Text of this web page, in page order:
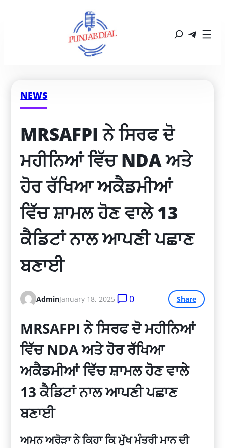
NEWS
MRSAFPI ਨੇ ਸਿਰਫ ਦੋ
ਮਹੀਨਿਆਂ ਵਿੱਚ NDA ਅਤੇ
ਹੋਰ ਰੱਖਿਆ ਅਕੈਡਮੀਆਂ
ਵਿੱਚ ਸ਼ਾਮਲ ਹੋਣ ਵਾਲੇ 13
ਕੈਡਿਟਾਂ ਨਾਲ ਆਪਣੀ ਪਛਾਣ
ਬਣਾਈ
AdminJanuary 18, 2025 0 Share
MRSAFPI ਨੇ ਸਿਰਫ ਦੋ ਮਹੀਨਿਆਂ
ਵਿੱਚ NDA ਅਤੇ ਹੋਰ ਰੱਖਿਆ
ਅਕੈਡਮੀਆਂ ਵਿੱਚ ਸ਼ਾਮਲ ਹੋਣ ਵਾਲੇ
13 ਕੈਡਿਟਾਂ ਨਾਲ ਆਪਣੀ ਪਛਾਣ
ਬਣਾਈ
ਅਮਨ ਅਰੋੜਾ ਨੇ ਕਿਹਾਕਿਮੁੱਖ ਮੰਤਰੀ ਮਾਨ ਦੀ